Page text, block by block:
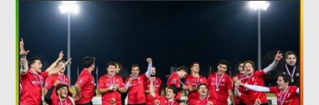
Serviços
Balcão das
Federações
Seguros
Desportivos